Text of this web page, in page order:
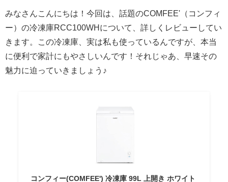
みなさんこんにちは！今回は、話題のCOMFEE'（コンフィ
ー）の冷凍庫RCC100WHについて、詳しくレビューしてい
きます。この冷凍庫、実は私も使っているんですが、本当
に便利で家計にもやさしいんです！それじゃあ、早速その
魅力に迫っていきましょう♪
コンフィー(COMFEE') 冷凍庫 99L 上開き ホワイト